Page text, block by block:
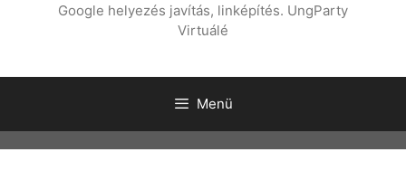
Google helyezés javítás, linképítés. UngParty
Virtuálé
Menü